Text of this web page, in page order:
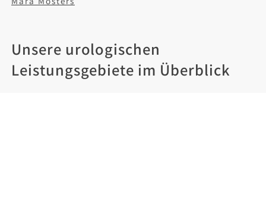
Unsere urologischen
Leistungsgebiete im Überblick